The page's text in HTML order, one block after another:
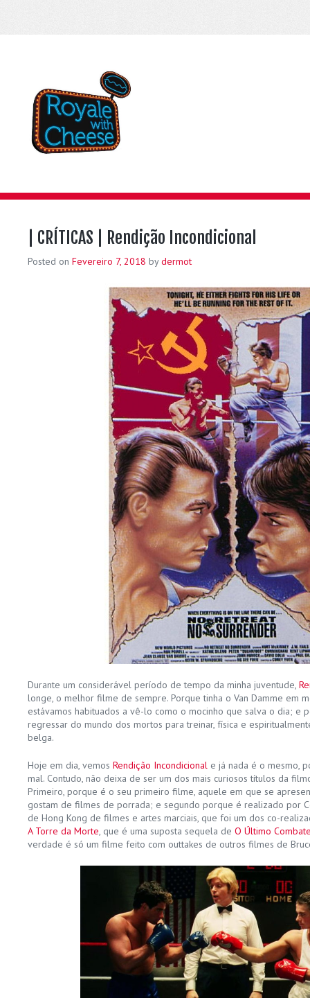
| CRÍTICAS | Rendição Incondicional
Posted on Fevereiro 7, 2018 bydermot
Durante um considerável período de tempo da minha juventude,
longe, o melhor filme de sempre. Porque tinha o Van Damme em
estávamos habituados a vê-lo como o mocinho que salva o dia; e
regressar do mundo dos mortos para treinar, física e
belga.
Hoje em dia, vemos Rendição Incondicional e já nada é o mesmo,
mal. Contudo, não deixa de ser um dos mais curiosos títulos da
Primeiro, porque é o seu primeiro filme, aquele em que se
gostam de filmes de porrada; e segundo porque é realizado por
de Hong Kong de filmes e artes marciais, que foi um dos co-
A Torre da Morte, que é uma suposta sequela de O Último
verdade é só um filme feito com outtakes de outros filmes de